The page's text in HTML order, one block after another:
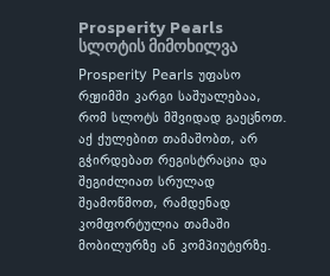
Prosperity Pearls
სლოტის მიმოხილვა
Prosperity Pearls უფასო
რეჟიმში კარგი საშუალებაა,
რომ სლოტს მშვიდად გაეცნოთ.
აქ ქულებით თამაშობთ, არ
გჭირდებათ რეგისტრაცია და
შეგიძლიათ სრულად
შეამოწმოთ, რამდენად
კომფორტულია თამაში
მობილურზე ან კომპიუტერზე.